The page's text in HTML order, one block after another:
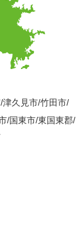
津久見市/竹田市/
/国東市/東国東郡/